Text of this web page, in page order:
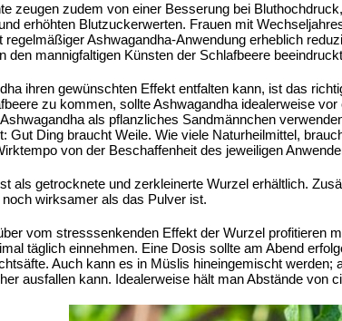
zeugen zudem von einer Besserung bei
erhöhten Blutzuckerwerten. Frauen mit
regelmäßiger Ashwagandha-Anwendung erheblich
den mannigfaltigen Künsten der Schlafbeere
ihren gewünschten Effekt entfalten kann, ist das
zu kommen, sollte Ashwagandha idealerweise
als pflanzliches Sandmännchen
Gut Ding braucht Weile. Wie viele Naturheilmittel,
von der Beschaffenheit des jeweiligen
als getrocknete und zerkleinerte Wurzel erhältlich.
wirksamer als das Pulver ist.
vom stresssenkenden Effekt der Wurzel profitieren
täglich einnehmen. Eine Dosis sollte am Abend
Auch kann es in Müslis hineingemischt
ausfallen kann. Idealerweise hält man Abstände von